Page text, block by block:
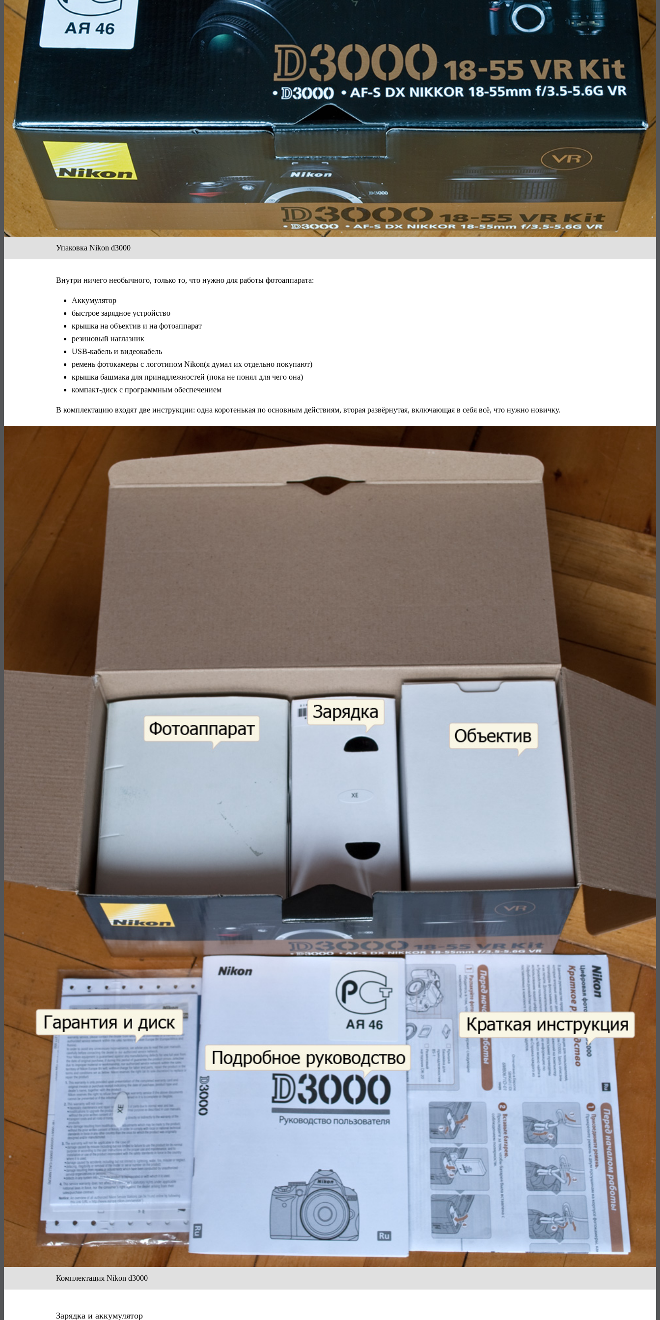
Упаковка Nikon d3000
Внутри ничего необычного, только то, что нужно для работы фотоаппарата:
Аккумулятор
быстрое зарядное устройство
крышка на объектив и на фотоаппарат
резиновый наглазник
USB-кабель и видеокабель
ремень фотокамеры с логотипом Nikon(я думал их отдельно покупают)
крышка башмака для принадлежностей (пока не понял для чего она)
компакт-диск с программным обеспечением
В комплектацию входят две инструкции: одна коротенькая по основным действиям, вторая развёрнутая, включающая в себя всё, что нужно новичку.
Комплектация Nikon d3000
Зарядка и аккумулятор